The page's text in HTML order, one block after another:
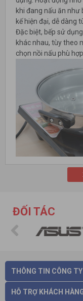
khi đang nấu ăn như
kế hiện đại, dễ dàng
Đặc biệt, bếp sử
khác nhau, tùy theo
chọn nồi nấu phù
sử dụng nồi có sẵn
Các bạn sẽ hài lòng
Trụ sở: Số 11, ngách
Cơ sở HN: số 26 ,
ĐỐI TÁC
THÔNG TIN CÔNG TY
HỖ TRỢ KHÁCH